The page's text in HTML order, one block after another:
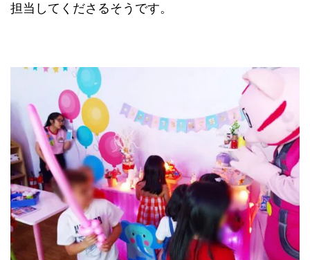
担当してくださるそうです。